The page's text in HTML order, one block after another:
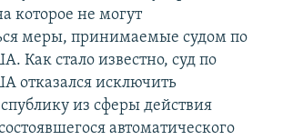
которое не могут
меры, принимаемые судом по
Как стало известно, суд по
отказался исключить
из сферы действия
автоматического